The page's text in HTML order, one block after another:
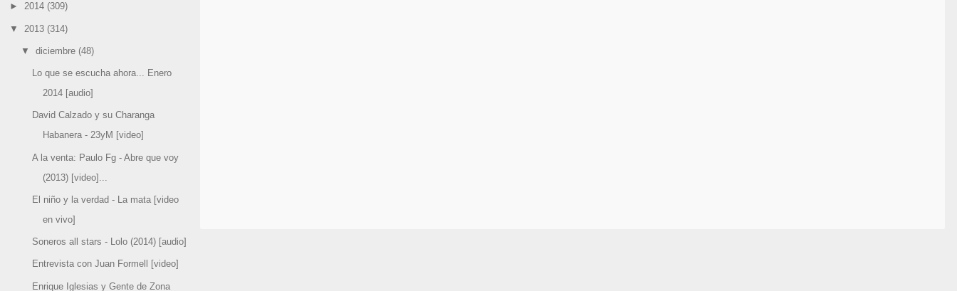
► 2014 (309)
▼ 2013 (314)
▼ diciembre (48)
Lo que se escucha ahora... Enero
2014 [audio]
David Calzado y su Charanga
Habanera - 23yM [video]
A la venta: Paulo Fg - Abre que voy
(2013) [video]...
El niño y la verdad - La mata [video
en vivo]
Soneros all stars - Lolo (2014) [audio]
Entrevista con Juan Formell [video]
Enrique Iglesias y Gente de Zona